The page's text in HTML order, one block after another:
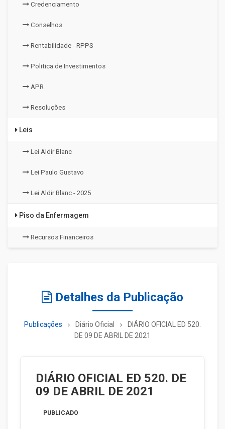
Credenciamento
Conselhos
Rentabilidade - RPPS
Politica de Investimentos
APR
Resoluções
Leis
Lei Aldir Blanc
Lei Paulo Gustavo
Lei Aldir Blanc - 2025
Piso da Enfermagem
Recursos Financeiros
Detalhes da Publicação
Publicações Diário Oficial
DIÁRIO OFICIAL ED 520.
DE 09 DE ABRIL DE 2021
DIÁRIO OFICIAL ED 520. DE
09 DE ABRIL DE 2021
PUBLICADO